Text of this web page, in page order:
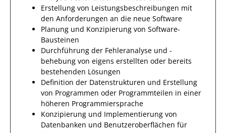
Erstellung von Leistungsbeschreibungen mit
den Anforderungen an die neue Software
Planung und Konzipierung von Software-
Bausteinen
Durchführung der Fehleranalyse und -
behebung von eigens erstellten oder bereits
bestehenden Lösungen
Definition der Datenstrukturen und Erstellung
von Programmen oder Programmteilen in einer
höheren Programmiersprache
Konzipierung und Implementierung von
Datenbanken und Benutzeroberflächen für